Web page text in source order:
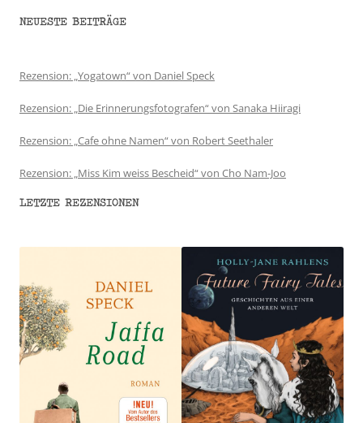
NEUESTE BEITRÄGE
Rezension: „Yogatown“ von Daniel Speck
Rezension: „Die Erinnerungsfotografen“ von Sanaka Hiiragi
Rezension: „Cafe ohne Namen“ von Robert Seethaler
Rezension: „Miss Kim weiss Bescheid“ von Cho Nam-Joo
LETZTE REZENSIONEN